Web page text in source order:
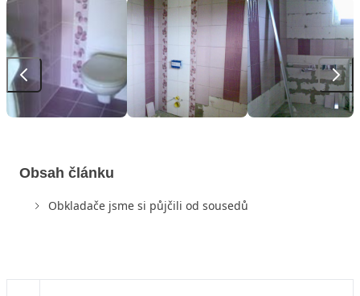
Obsah článku
Obkladače jsme si půjčili od sousedů